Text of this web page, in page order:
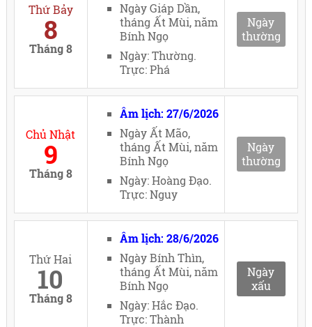
Thứ Bảy
8
Tháng 8
Ngày Giáp Dần,
tháng Ất Mùi, năm
Bính Ngọ
Ngày: Thường.
Trực: Phá
Ngày
thường
Chủ Nhật
9
Tháng 8
Âm lịch: 27/6/2026
Ngày Ất Mão,
tháng Ất Mùi, năm
Bính Ngọ
Ngày: Hoàng Đạo.
Trực: Nguy
Ngày
thường
Thứ Hai
10
Tháng 8
Âm lịch: 28/6/2026
Ngày Bính Thìn,
tháng Ất Mùi, năm
Bính Ngọ
Ngày: Hắc Đạo.
Trực: Thành
Ngày
xấu